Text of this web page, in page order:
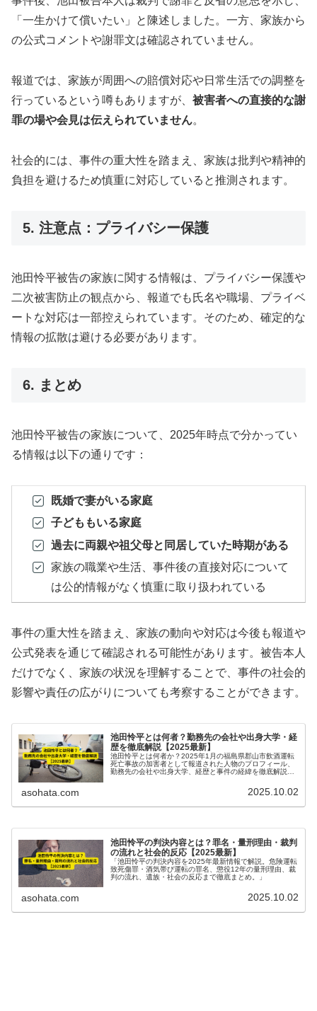
「一生かけて償いたい」と陳述しました。一方、家族から
の公式コメントや謝罪文は確認されていません。
報道では、家族が周囲への賠償対応や日常生活での調整を
行っているという噂もありますが、 被害者への直接的な謝
罪の場や会見は伝えられていません。
社会的には、事件の重大性を踏まえ、家族は批判や精神的
負担を避けるため慎重に対応していると推測されます。
5. 注意点：プライバシー保護
池田怜平被告の家族に関する情報は、プライバシー保護や
二次被害防止の観点から、報道でも氏名や職場、プライベ
ートな対応は一部控えられています。そのため、確定的な
情報の拡散は避ける必要があります。
6. まとめ
池田怜平被告の家族について、2025年時点で分かってい
る情報は以下の通りです：
既婚で妻がいる家庭
子どももいる家庭
過去に両親や祖父母と同居していた時期がある
家族の職業や生活、事件後の直接対応について
は公的情報がなく慎重に取り扱われている
事件の重大性を踏まえ、家族の動向や対応は今後も報道や
公式発表を通じて確認される可能性があります。被告本人
だけでなく、家族の状況を理解することで、事件の社会的
影響や責任の広がりについても考察することができます。
池田怜平とは何者？勤務先の会社や出身大学・経
歴を徹底解説【2025最新】
池田怜平とは何者か？2025年1月の福島県郡山市飲酒運転
死亡事故の加害者として報道された人物のプロフィール、
勤務先の会社や出身大学、経歴と事件の経緯を徹底解説し
asohata.com 2025.10.02
池田怜平の判決内容とは？罪名・量刑理由・裁判
の流れと社会的反応【2025最新】
「池田怜平の判決内容を2025年最新情報で解説。危険運転
致死傷罪・酒気帯び運転の罪名、懲役12年の量刑理由、裁
判の流れ、遺族・社会の反応まで徹底まとめ。」
asohata.com 2025.10.02